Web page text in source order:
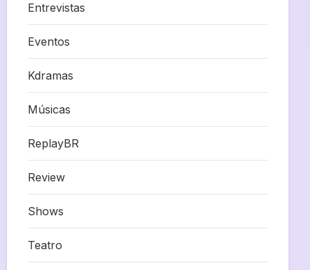
Entrevistas
Eventos
Kdramas
Músicas
ReplayBR
Review
Shows
Teatro